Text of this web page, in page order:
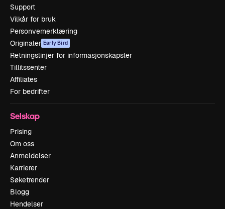
Support
Vilkår for bruk
Personvernerklæring
Originaler Early Bird
Retningslinjer for informasjonskapsler
Tillitssenter
Affiliates
For bedrifter
Selskap
Prising
Om oss
Anmeldelser
Karrierer
Søketrender
Blogg
Hendelser